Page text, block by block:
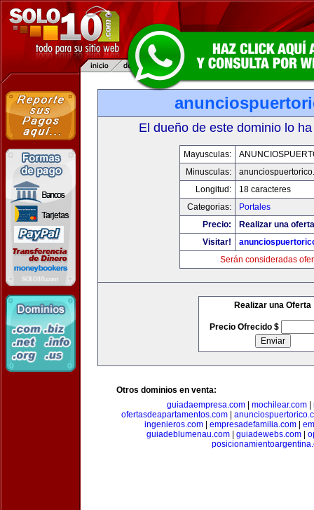
El dueño de este dominio lo
Mayusculas:
Minusculas:
Longitud:
18 caracteres
Categorias:
Portales
Precio:
Realizar una
Visitar!
Serán consideradas
Realizar una Oferta
Precio Ofrecido $
Otros dominios en venta:
guiadaempresa.com
mochilear.com
ofertasdeapartamentos.com
ingenieros.com| empresadefamilia.com|
guiadeblumenau.com| guiadewebs.com|